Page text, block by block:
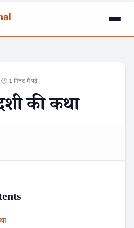
1 मिनट में पढ़ें
की कथा